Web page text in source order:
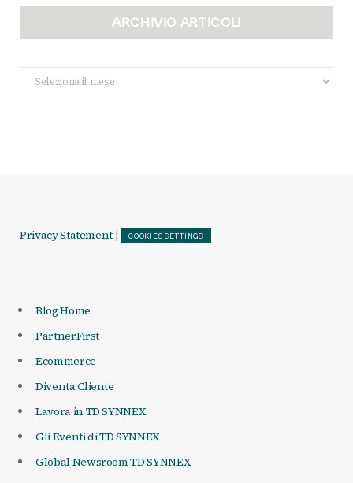
ARCHIVIO ARTICOLI
Archivio
Articoli
Privacy Statement | COOKIES SETTINGS
Blog Home
PartnerFirst
Ecommerce
Diventa Cliente
Lavora in TD SYNNEX
Gli Eventi di TD SYNNEX
Global Newsroom TD SYNNEX